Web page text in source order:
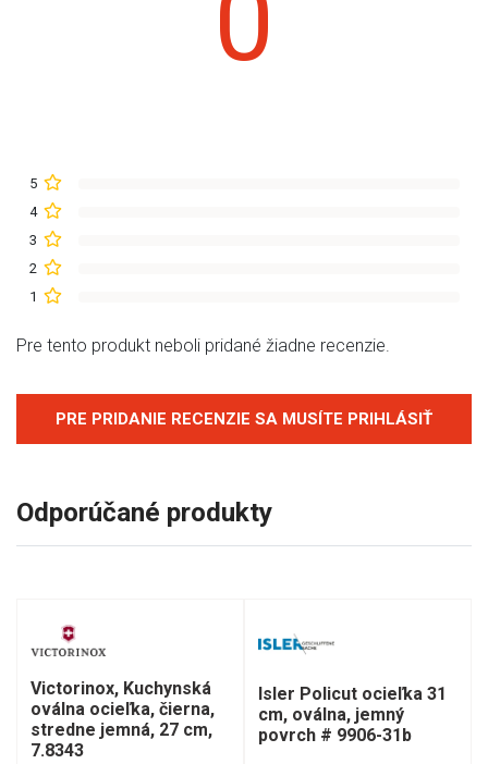
5
4
3
2
1
Pre tento produkt neboli pridané žiadne recenzie.
PRE PRIDANIE RECENZIE SA MUSÍTE PRIHLÁSIŤ
Odporúčané produkty
Victorinox, Kuchynská
oválna ocieľka, čierna,
stredne jemná, 27 cm,
7.8343
Isler Policut ocieľka 31
cm, oválna, jemný
povrch # 9906-31b